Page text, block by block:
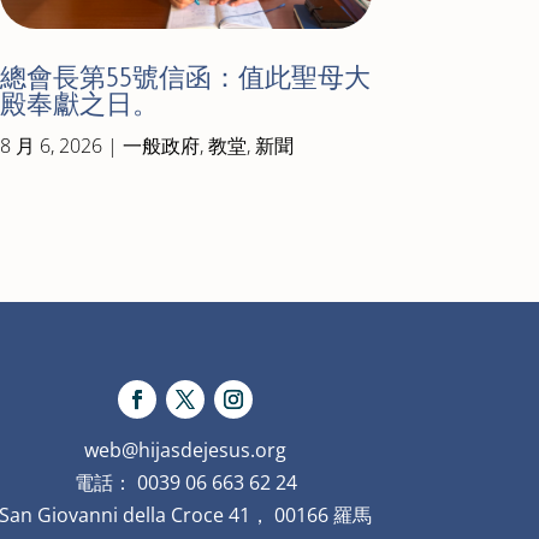
總會長第55號信函：值此聖母大
殿奉獻之日。
8 月 6, 2026| 一般政府,教堂, 新聞
web@hijasdejesus.org
電話： 0039 06 663 62 24
San Giovanni della Croce 41， 00166 羅馬